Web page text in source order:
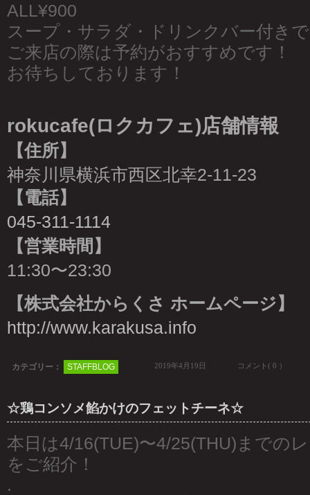
ALL¥900
スープ・サラダ・ドリンクバー付き
ご来店の際は予約がおすすめです！
お待ちしております！
rokucafe(ロクカフェ)店舗情報
【住所】
神奈川県横浜市西区北幸2-11-23
【電話】
045-311-1114
【営業時間】
11:30〜23:30
【株式会社からくさ ホームページ】
http://www.karakusa.info
カテゴリー： STAFFBLOG 2019年4月19日 コメント( 0 ）
☆鶏コンソメ餡かけのフェットチーネ☆
本日は4/16(TUE)〜4/25(THU)までの
をご紹介！
.